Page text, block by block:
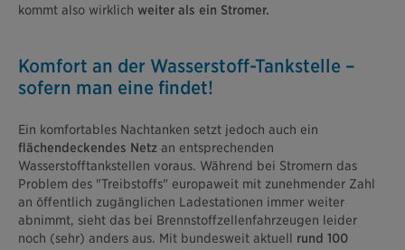
kommt also wirklich weiter als ein Stromer.
Komfort an der Wasserstoff-Tankstelle –
sofern man eine findet!
Ein komfortables Nachtanken setzt jedoch auch ein
flächendeckendes Netz an entsprechenden
Wasserstofftankstellen voraus. Während bei Stromern das
Problem des "Treibstoffs" europaweit mit zunehmender Zahl
an öffentlich zugänglichen Ladestationen immer weiter
abnimmt, sieht das bei Brennstoffzellenfahrzeugen leider
noch (sehr) anders aus. Mit bundesweit aktuell rund 100